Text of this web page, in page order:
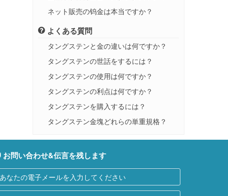
ネット販売の钨金は本当ですか？
よくある質問
タングステンと金の違いは何ですか？
タングステンの世話をするには？
タングステンの使用は何ですか？
タングステンの利点は何ですか？
タングステンを購入するには？
タングステン金塊どれらの単重規格？
お問い合わせ&伝言を残します